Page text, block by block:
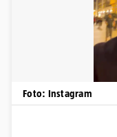
Foto: Instagram